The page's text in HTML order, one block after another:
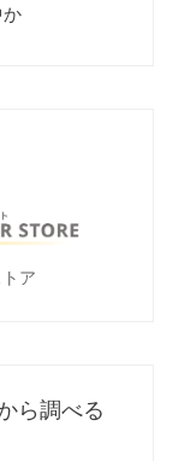
か
ア
ら調べる